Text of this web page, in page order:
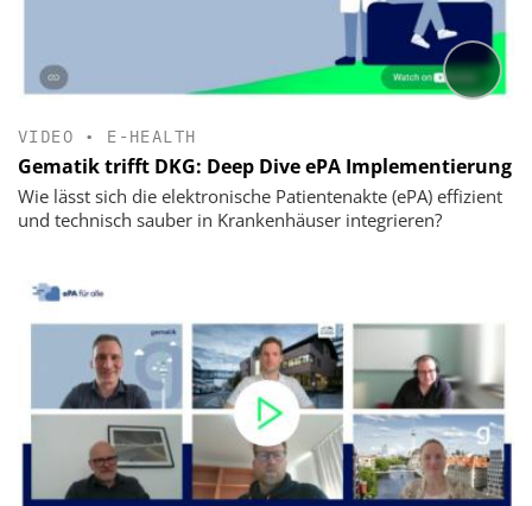
VIDEO • E-HEALTH
Gematik trifft DKG: Deep Dive ePA Implementierung
Wie lässt sich die elektronische Patientenakte (ePA) effizient
und technisch sauber in Krankenhäuser integrieren?